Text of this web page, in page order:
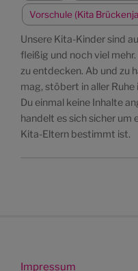
Vorschule (Kita
Unsere Kita-Kinder sind
fleißig und noch viel
zu entdecken. Ab und zu
mag, stöbert in aller
Du einmal keine Inhalte
handelt es sich sicher um
Kita-Eltern bestimmt ist.
Impressum